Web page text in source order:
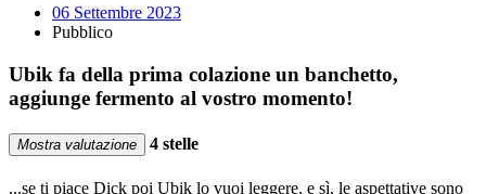
06 Settembre 2023
Pubblico
Ubik fa della prima colazione un banchetto,
aggiunge fermento al vostro momento!
Mostra valutazione 4 stelle
...se ti piace Dick poi Ubik lo vuoi leggere, e sì, le aspettative sono